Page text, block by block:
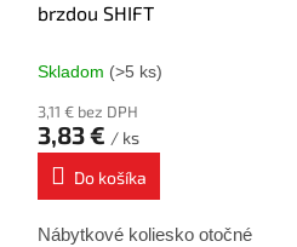
brzdou SHIFT
Skladom (>5 ks)
3,11 € bez DPH
3,83 € / ks
Do košíka
Nábytkové koliesko otočné